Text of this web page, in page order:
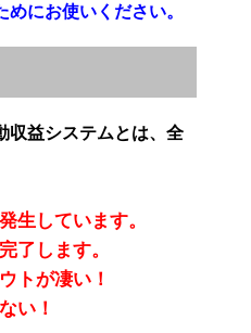
にお使いください。
収益システムとは、全
生しています。
了します。
トが凄い！
い！